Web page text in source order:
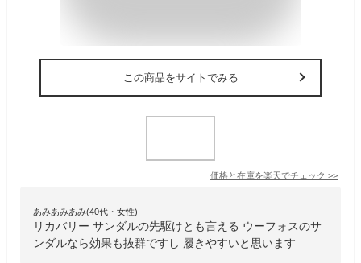
この商品をサイトでみる
価格と在庫を楽天でチェック >>
あみあみあみ(40代・女性)
リカバリー サンダルの先駆けとも言える ウーフォスのサ
ンダルなら効果も抜群ですし 履きやすいと思います